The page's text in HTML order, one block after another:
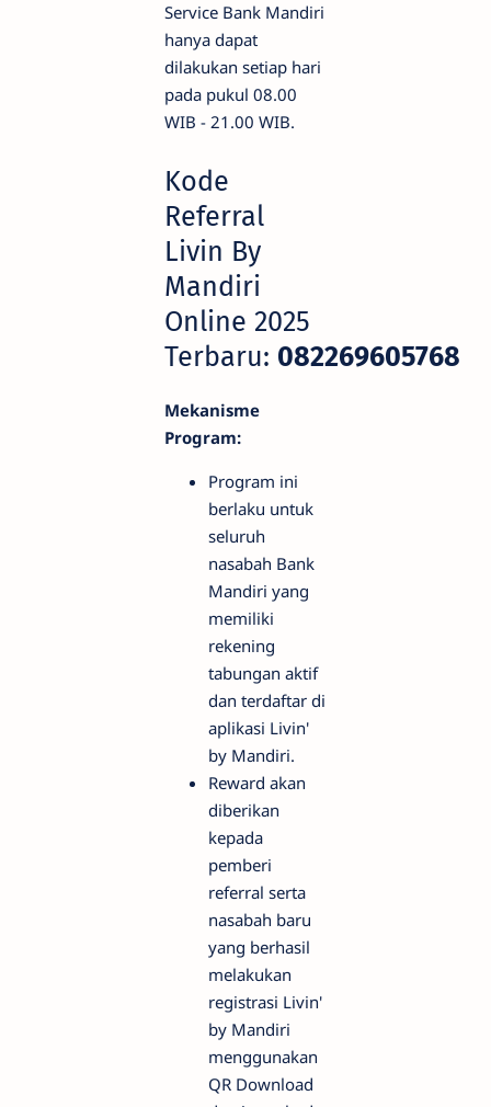
Service Bank Mandiri
hanya dapat
dilakukan setiap hari
pada pukul 08.00
WIB - 21.00 WIB.
Kode
Referral
Livin By
Mandiri
Online 2025
Terbaru: 082269605768
Mekanisme
Program:
Program ini
berlaku untuk
seluruh
nasabah Bank
Mandiri yang
memiliki
rekening
tabungan aktif
dan terdaftar di
aplikasi Livin'
by Mandiri.
Reward akan
diberikan
kepada
pemberi
referral serta
nasabah baru
yang berhasil
melakukan
registrasi Livin'
by Mandiri
menggunakan
QR Download